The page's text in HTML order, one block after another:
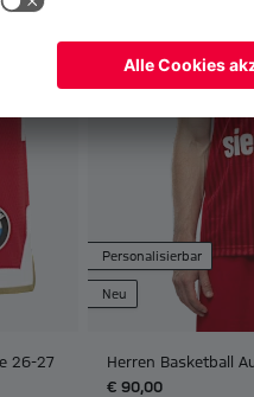
26-27
Personalisierbar
Neu
Herren Basketball
€ 90,00